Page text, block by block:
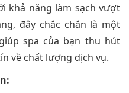
khả năng làm sạch vượt
đây chắc chắn là một
spa của bạn thu hút
về chất lượng dịch vụ.